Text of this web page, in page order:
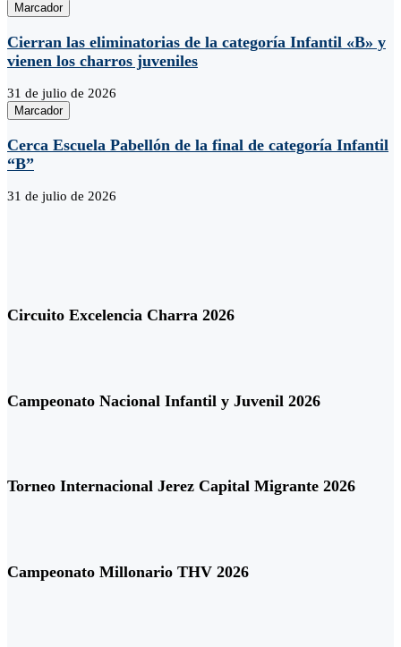
Marcador
Cierran las eliminatorias de la categoría Infantil «B» y
vienen los charros juveniles
31 de julio de 2026
Marcador
Cerca Escuela Pabellón de la final de categoría Infantil
“B”
31 de julio de 2026
Circuito Excelencia Charra 2026
Campeonato Nacional Infantil y Juvenil 2026
Torneo Internacional Jerez Capital Migrante 2026
Campeonato Millonario THV 2026